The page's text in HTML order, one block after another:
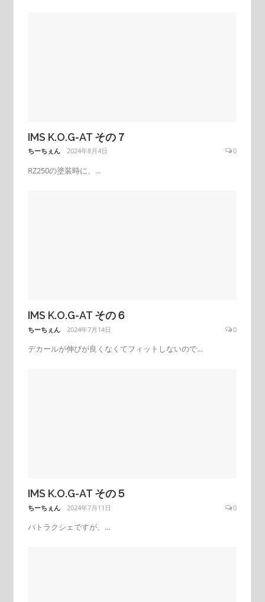
IMS K.O.G-AT その７
ちーちぇん 2024年8月4日 0
RZ250の塗装時に、...
IMS K.O.G-AT その６
ちーちぇん 2024年7月14日 0
デカールが伸びが良くなくてフィットしないので...
IMS K.O.G-AT その５
ちーちぇん 2024年7月11日 0
パトラクシェですが、...